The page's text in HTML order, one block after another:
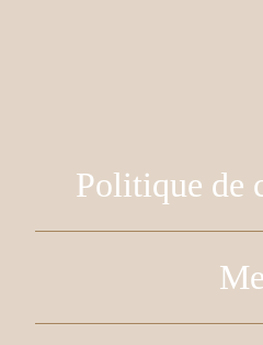
Politique de